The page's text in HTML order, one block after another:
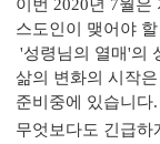
이번 2020년 7월은
스도인이 맺어야 할
'성령님의 열매'의
삶의 변화의 시작
준비중에 있습니다.
무엇보다도 긴급하